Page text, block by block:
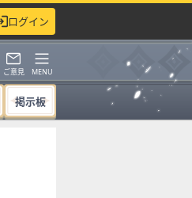
ログイン
ご意見 MENU
掲示板